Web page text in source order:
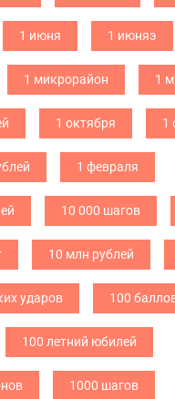
1 июня 1 июняэ
1 микрорайон 1
1 октября 1
1 февраля
10 000 шагов
10 млн рублей
ударов 100
100 летний юбилей
1000 шагов